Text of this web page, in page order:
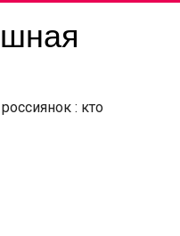
: кто